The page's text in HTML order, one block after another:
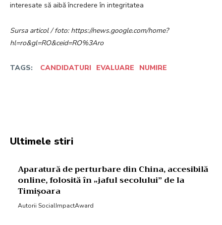
interesate să aibă încredere în integritatea
Sursa articol / foto: https://news.google.com/home?
hl=ro&gl=RO&ceid=RO%3Aro
TAGS: CANDIDATURI EVALUARE NUMIRE
Ultimele stiri
Aparatură de perturbare din China, accesibilă
online, folosită în „jaful secolului” de la
Timișoara
Autorii SocialImpactAward